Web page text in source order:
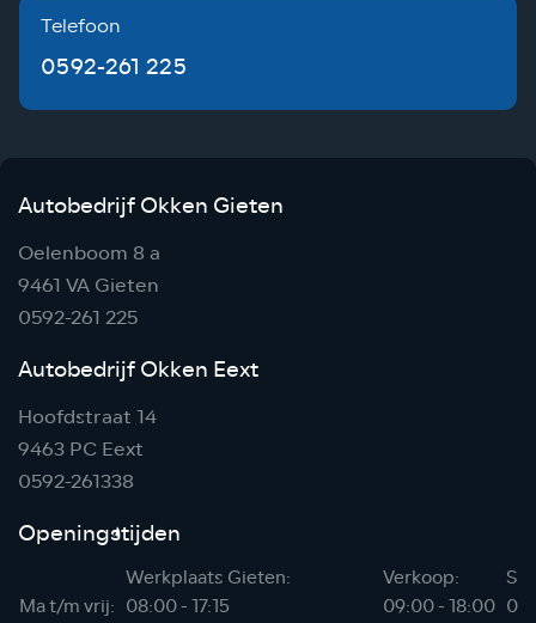
Telefoon
0592-261 225
Autobedrijf Okken Gieten
Oelenboom 8 a
9461 VA Gieten
0592-261 225
Autobedrijf Okken Eext
Hoofdstraat 14
9463 PC Eext
0592-261338
Openingstijden
Werkplaats Gieten: Verkoop:
Ma t/m vrij: 08:00 - 17:15 09:00 - 18:00